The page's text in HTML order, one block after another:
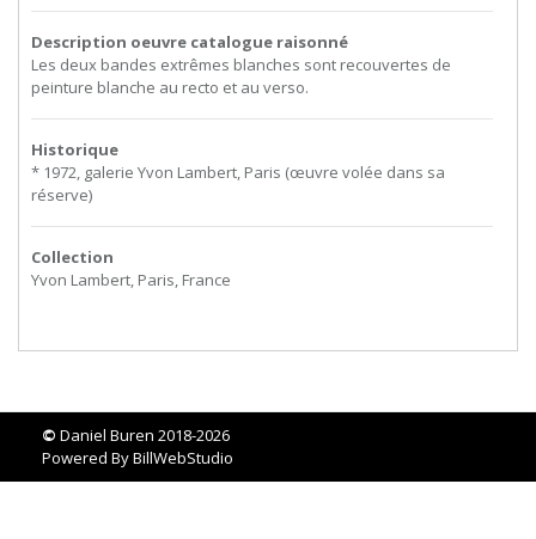
Description oeuvre catalogue raisonné
Les deux bandes extrêmes blanches sont recouvertes de
peinture blanche au recto et au verso.
Historique
* 1972, galerie Yvon Lambert, Paris (œuvre volée dans sa
réserve)
Collection
Yvon Lambert, Paris, France
© Daniel Buren 2018-2026
Powered ByBillWebStudio